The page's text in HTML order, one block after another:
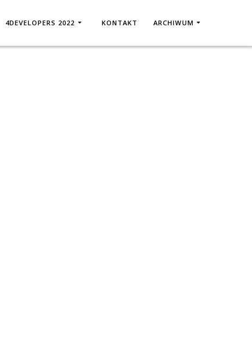
4DEVELOPERS 2022 KONTAKT ARCHIWUM